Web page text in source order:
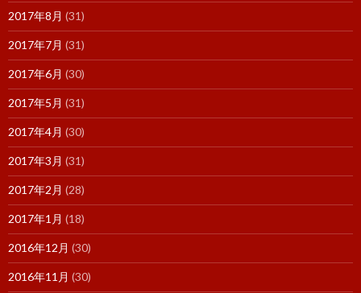
2017年8月 (31)
2017年7月 (31)
2017年6月 (30)
2017年5月 (31)
2017年4月 (30)
2017年3月 (31)
2017年2月 (28)
2017年1月 (18)
2016年12月 (30)
2016年11月 (30)